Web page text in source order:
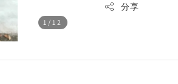
1 /12
分享